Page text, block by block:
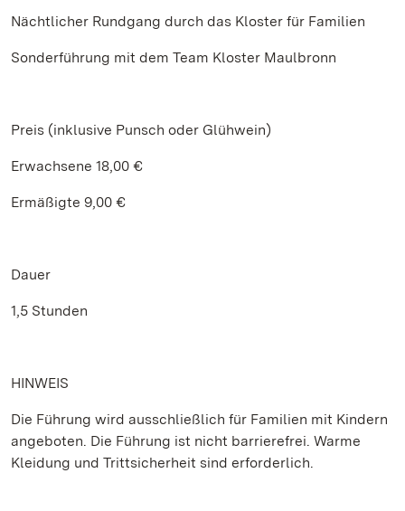
Nächtlicher Rundgang durch das Kloster für Familien
Sonderführung mit dem Team Kloster Maulbronn
Preis (inklusive Punsch oder Glühwein)
Erwachsene 18,00 €
Ermäßigte 9,00 €
Dauer
1,5 Stunden
HINWEIS
Die Führung wird ausschließlich für Familien mit Kindern
angeboten. Die Führung ist nicht barrierefrei. Warme
Kleidung und Trittsicherheit sind erforderlich.